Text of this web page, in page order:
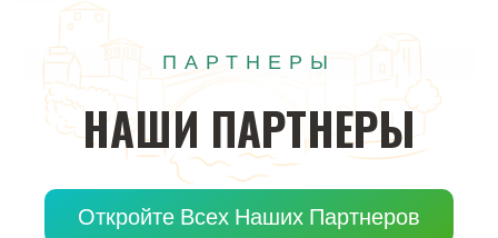
ПАРТНЕРЫ
НАШИ ПАРТНЕРЫ
Откройте Всех Наших Партнеров